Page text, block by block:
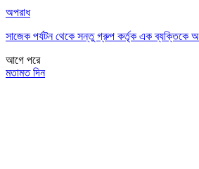
অপরাধ
সাজেক পর্যটন থেকে সন্তু গ্রুপ কর্তৃক এক ব্যক্তিকে
আগে পরে
মতামত দিন